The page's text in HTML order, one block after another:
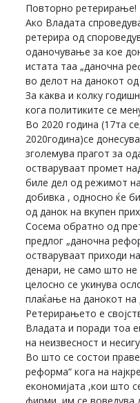
Повторно ретерирање!
Ако Владата
ретерира од
оданочување за кое
истата таа „даночна
во делот на данокот
За каква и колку
кога политиките се
Во 2020 година (17та
2020година)се
зголемува прагот за
остваруваат промет
биле дел од режимот
добивка , односно ќе
од данок на вкупен
Сосема обратно од
предлог „даночна
остваруваат приходи
денари, не само што не
целосно се укинува
плаќање на данокот на
Ретерирањето е
Владата и поради тоа
на неизвесност и
Во што се состои
реформа“ кога на
економијата ,кои што